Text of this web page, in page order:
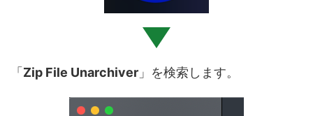
「 Zip File Unarchiver 」を検索します。